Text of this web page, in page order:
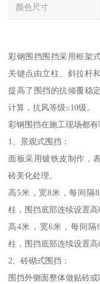
颜色尺寸
彩钢围挡围挡采用框架
关键点由立柱、斜拉杆
提高了围挡的抗倾覆稳
计算，抗风等级≤10级。
彩钢围挡在施工现场都
1、景观式围挡：
面板采用镀铁皮制作，
砖美化处理。
高5米，宽8米，每间隔
柱，围挡底部连续设置高
高4米，宽6米，每间隔
柱，围挡底部连续设置高
2、砖砌式围挡：
围挡外侧面整体做贴砖或